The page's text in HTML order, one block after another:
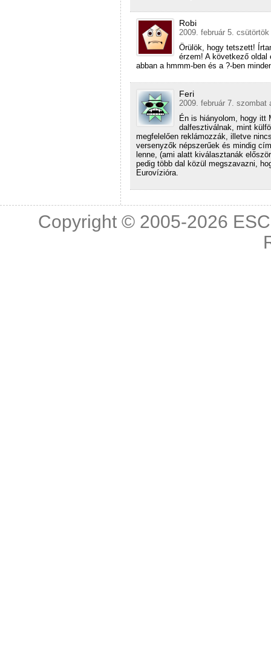
Robi
2009. február 5.
Örülök, hogy tetszett!
érzem! A következő oldal
abban a hmmm-ben és a ?-ben
Feri
2009. február 7. szombat
Én is hiányolom, hogy itt
dalfesztiválnak, mint
megfelelően reklámozzák, illetve
versenyzők népszerűek és mindig
lenne, (ami alatt kiválasztanák
pedig több dal közül megszavazni,
Eurovízióra.
Copyright © 2005-2026